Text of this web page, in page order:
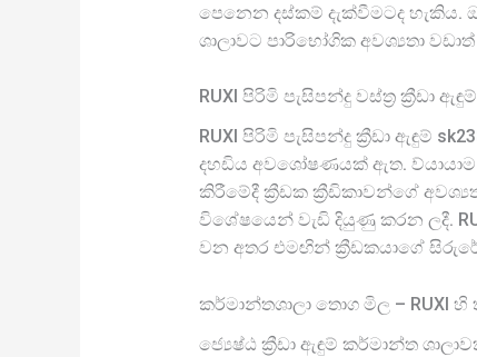
පෙනෙන දස්කම් දැක්වීමටද හැකිය.
ශාලාවට පාරිභෝගික අවශ්‍යතා
RUXI පිරිමි පැසිපන්දු වස්ත්‍ර ක්‍රීඩා
RUXI පිරිමි පැසිපන්දු ක්‍රීඩා ඇඳුම්
දහඩිය අවශෝෂණයක් ඇත. ව්යායාම
කිරීමේදී ක්‍රීඩක ක්‍රීඩිකාවන්ගේ
විශේෂයෙන් වැඩි දියුණු කරන ලදී.
වන අතර එමඟින් ක්‍රීඩකයාගේ
කර්මාන්තශාලා තොග මිල – RUXI හි
ජ්‍යෙෂ්ඨ ක්‍රීඩා ඇඳුම් කර්මාන්ත